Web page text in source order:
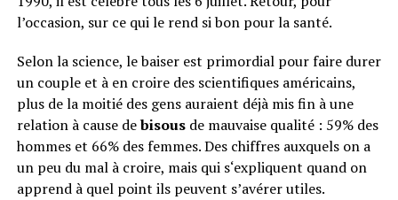
l’occasion, sur ce qui le rend si bon pour la santé.
Selon la science, le baiser est primordial pour faire durer
un couple et à en croire des scientifiques américains,
plus de la moitié des gens auraient déjà mis fin à une
relation à cause debisousde mauvaise qualité : 59% des
hommes et 66% des femmes. Des chiffres auxquels on a
un peu du mal à croire, mais qui s‘expliquent quand on
apprend à quel point ils peuvent s’avérer utiles.